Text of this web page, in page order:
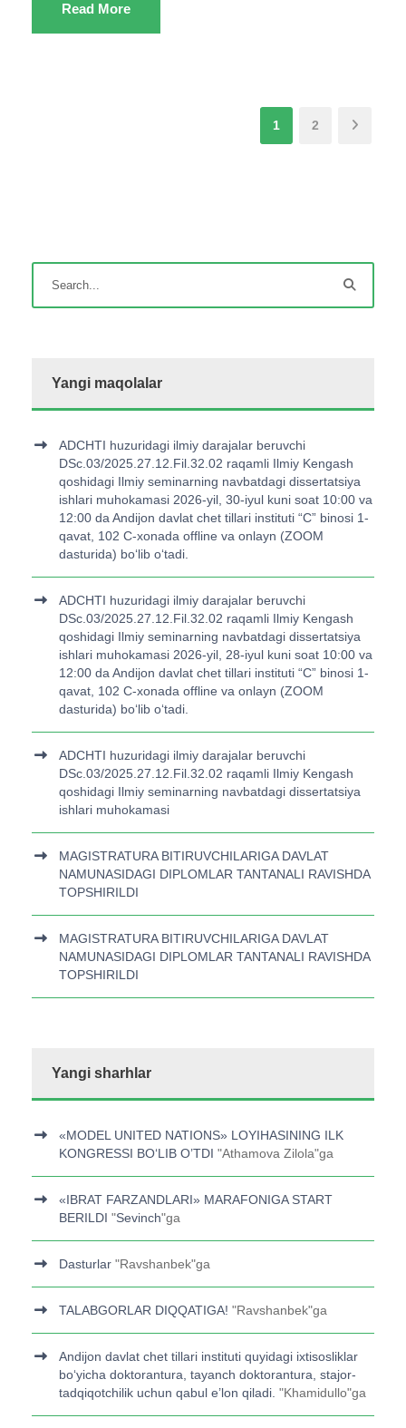
Read More
1 2
Yangi maqolalar
ADCHTI huzuridagi ilmiy darajalar beruvchi
DSc.03/2025.27.12.Fil.32.02 raqamli Ilmiy Kengash
qoshidagi Ilmiy seminarning navbatdagi dissertatsiya
ishlari muhokamasi 2026-yil, 30-iyul kuni soat 10:00 va
12:00 da Andijon davlat chet tillari instituti “C” binosi 1-
qavat, 102 C-xonada offline va onlayn (ZOOM
dasturida) bo‘lib o‘tadi.
ADCHTI huzuridagi ilmiy darajalar beruvchi
DSc.03/2025.27.12.Fil.32.02 raqamli Ilmiy Kengash
qoshidagi Ilmiy seminarning navbatdagi dissertatsiya
ishlari muhokamasi 2026-yil, 28-iyul kuni soat 10:00 va
12:00 da Andijon davlat chet tillari instituti “C” binosi 1-
qavat, 102 C-xonada offline va onlayn (ZOOM
dasturida) bo‘lib o‘tadi.
ADCHTI huzuridagi ilmiy darajalar beruvchi
DSc.03/2025.27.12.Fil.32.02 raqamli Ilmiy Kengash
qoshidagi Ilmiy seminarning navbatdagi dissertatsiya
ishlari muhokamasi
MAGISTRATURA BITIRUVCHILARIGA DAVLAT
NAMUNASIDAGI DIPLOMLAR TANTANALI RAVISHDA
TOPSHIRILDI
MAGISTRATURA BITIRUVCHILARIGA DAVLAT
NAMUNASIDAGI DIPLOMLAR TANTANALI RAVISHDA
TOPSHIRILDI
Yangi sharhlar
«MODEL UNITED NATIONS» LOYIHASINING ILK
KONGRESSI BOʻLIB O’TDI "Athamova Zilola"ga
«IBRAT FARZANDLARI» MARAFONIGA START
BERILDI "Sevinch"ga
Dasturlar "Ravshanbek"ga
TALABGORLAR DIQQATIGA! "Ravshanbek"ga
Andijon davlat chet tillari instituti quyidagi ixtisosliklar
bo‘yicha doktorantura, tayanch doktorantura, stajor-
tadqiqotchilik uchun qabul e’lon qiladi. "Khamidullo"ga